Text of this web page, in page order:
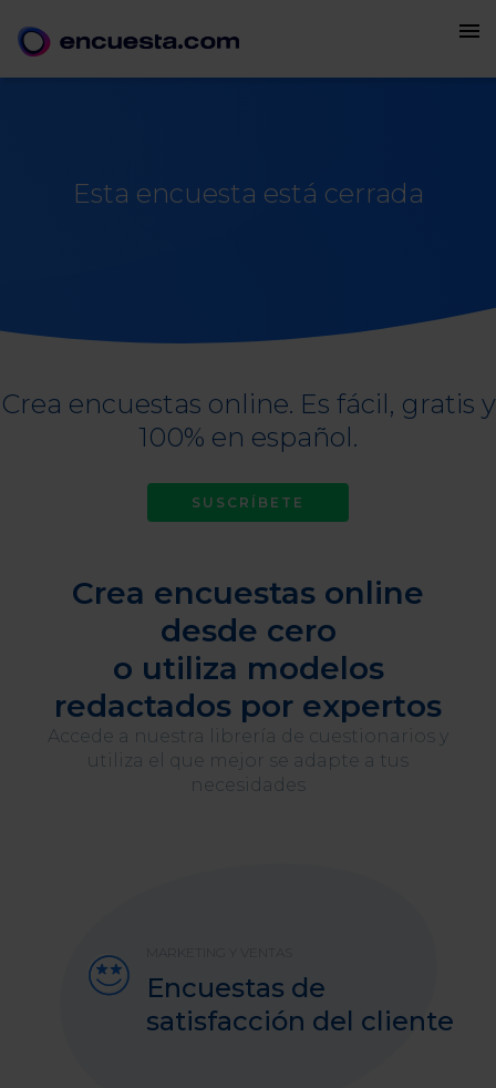
menu
Esta encuesta está cerrada
Crea encuestas online. Es fácil, gratis y
100% en español.
SUSCRÍBETE
Crea encuestas online
desde cero
o utiliza modelos
redactados por expertos
Accede a nuestra librería de cuestionarios y
utiliza el que mejor se adapte a tus
necesidades
MARKETING Y VENTAS
Encuestas de
satisfacción del cliente